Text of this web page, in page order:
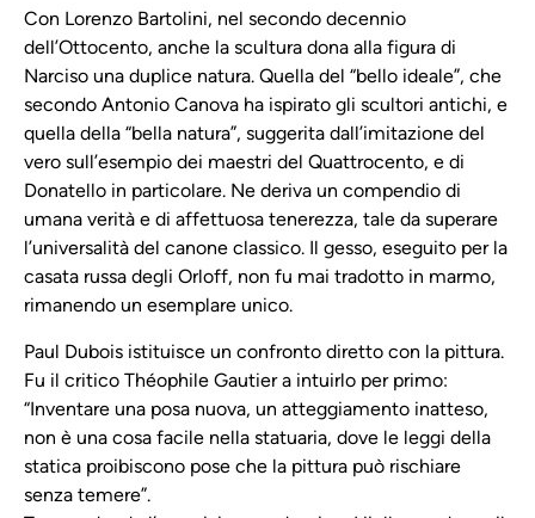
Con Lorenzo Bartolini, nel secondo decennio
dell’Ottocento, anche la scultura dona alla figura di
Narciso una duplice natura. Quella del “bello ideale”, che
secondo Antonio Canova ha ispirato gli scultori antichi, e
quella della “bella natura”, suggerita dall’imitazione del
vero sull’esempio dei maestri del Quattrocento, e di
Donatello in particolare. Ne deriva un compendio di
umana verità e di affettuosa tenerezza, tale da superare
l’universalità del canone classico. Il gesso, eseguito per la
casata russa degli Orloff, non fu mai tradotto in marmo,
rimanendo un esemplare unico.
Paul Dubois istituisce un confronto diretto con la pittura.
Fu il critico Théophile Gautier a intuirlo per primo:
“Inventare una posa nuova, un atteggiamento inatteso,
non è una cosa facile nella statuaria, dove le leggi della
statica proibiscono pose che la pittura può rischiare
senza temere”.